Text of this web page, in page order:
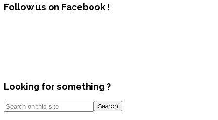
Follow us on Facebook !
Looking for something ?
Search